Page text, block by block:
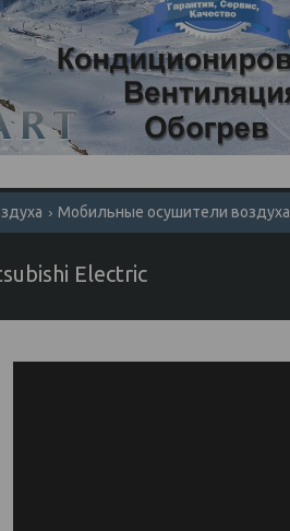
Мобильные осушители воздуха
Electric